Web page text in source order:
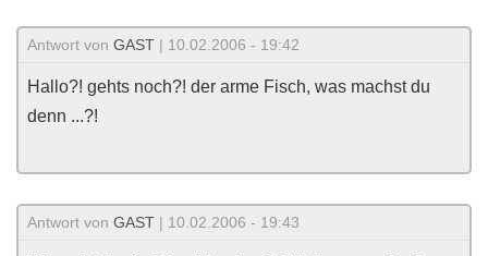
Antwort von GAST | 10.02.2006 - 19:42
Hallo?! gehts noch?! der arme Fisch, was machst du
denn ...?!
Antwort von GAST | 10.02.2006 - 19:43